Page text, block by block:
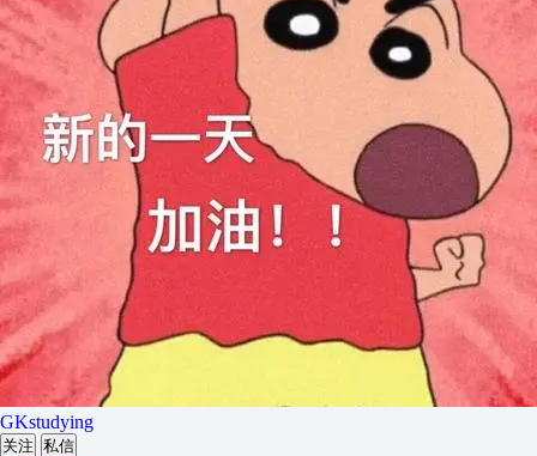
GKstudying
关注 私信